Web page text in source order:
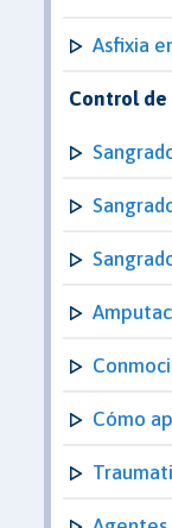
Asfixia
Control de
Cómo